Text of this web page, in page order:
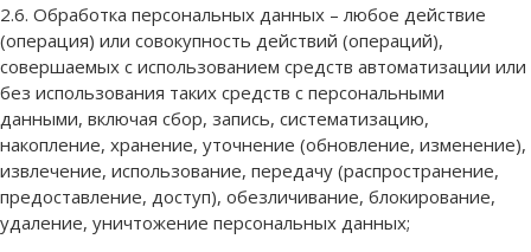
2.6. Обработка персональных данных – любое действие
(операция) или совокупность действий (операций),
совершаемых с использованием средств автоматизации или
без использования таких средств с персональными
данными, включая сбор, запись, систематизацию,
накопление, хранение, уточнение (обновление, изменение),
извлечение, использование, передачу (распространение,
предоставление, доступ), обезличивание, блокирование,
удаление, уничтожение персональных данных;